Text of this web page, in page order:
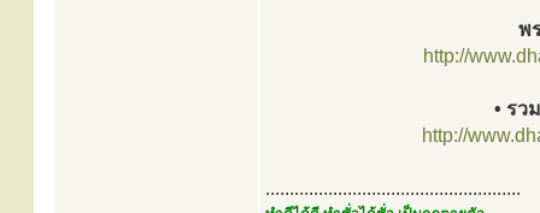
พ
http://
• รว
http://
.....................................................